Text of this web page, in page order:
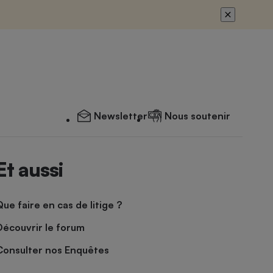
Newsletter Nous soutenir
aussi
faire en cas de litige ?
le forum
nos Enquêtes